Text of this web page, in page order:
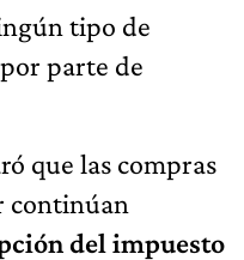
tipo de
parte de
que las compras
continúan
del impuesto